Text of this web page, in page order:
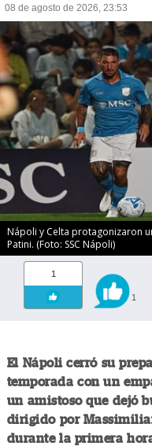
08 de agosto de 2026, 23:53
Nápoli y Celta protagonizaron
Patini. (Foto: SSC Nápoli)
1
1
El Nápoli cerró su
temporada con un
un amistoso que dejó
dirigido por
durante la primera